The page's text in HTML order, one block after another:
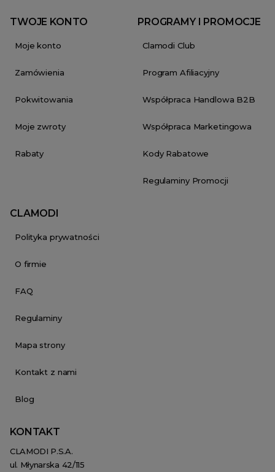
TWOJE KONTO
Moje konto
Zamówienia
Pokwitowania
Moje zwroty
Rabaty
PROGRAMY I PROMOCJE
Clamodi Club
Program Afiliacyjny
Współpraca Handlowa B2B
Współpraca Marketingowa
Kody Rabatowe
Regulaminy Promocji
CLAMODI
Polityka prywatności
O firmie
FAQ
Regulaminy
Mapa strony
Kontakt z nami
Blog
KONTAKT
CLAMODI P.S.A.
ul. Młynarska 42/115